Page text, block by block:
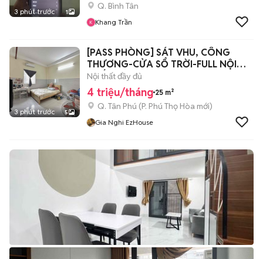
3 phút trước 1
Q. Bình Tân
Khang Trần
3 phút trước 5
[PASS PHÒNG] SÁT VHU, CÔNG
THƯƠNG-CỬA SỔ TRỜI-FULL NỘI
THẤT
Nội thất đầy đủ
4 triệu/tháng 25 m²
Q. Tân Phú (P. Phú Thọ Hòa mới)
Gia Nghi EzHouse